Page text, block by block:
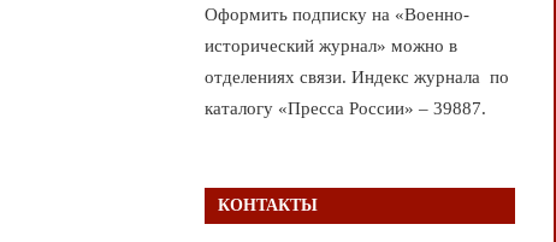
Оформить подписку на «Военно-
исторический журнал» можно в
отделениях связи. Индекс журнала по
каталогу «Пресса России» – 39887.
КОНТАКТЫ